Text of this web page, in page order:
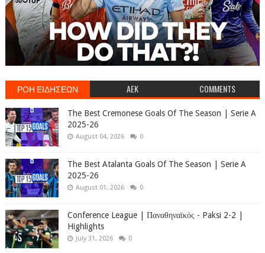
ΡΟΗ ΕΙΔΗΣΕΩΝ AEK COMMENTS
The Best Cremonese Goals Of The Season | Serie A
2025-26
August 04, 2026 0
The Best Atalanta Goals Of The Season | Serie A
2025-26
August 01, 2026 0
Conference League | Παναθηναϊκός - Paksi 2-2 |
Highlights
July 31, 2026 0